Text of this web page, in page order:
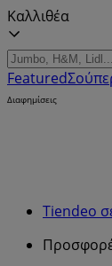
Καλλιθέα
Featured
Διαφημίσεις
Tiendeo